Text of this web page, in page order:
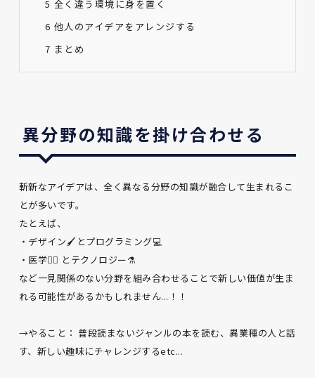
5 全く違う環境に身を置く
6 他人のアイデアをアレンジする
7 まとめ
異分野の知識を掛け合わせる
斬新なアイデアは、全く異なる分野の知識が融合して生まれるこ
とが多いです。
たとえば、
・デザイン🖌とプログラミング💻
・医学🧑‍⚕️ とテクノロジー⚗
など一見関係のない分野を組み合わせることで新しい価値が生ま
れる可能性があるかもしれません...！！
→やること： 普段読まないジャンルの本を読む、異業種の人と話
す、新しい趣味にチャレンジするetc...